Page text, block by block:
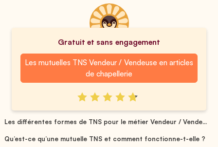
Gratuit et sans engagement
Les mutuelles TNS Vendeur / Vendeuse en articles
de chapellerie
Les différentes formes de TNS pour le métier Vendeur / Vende...
Qu’est-ce qu’une mutuelle TNS et comment fonctionne-t-elle ?